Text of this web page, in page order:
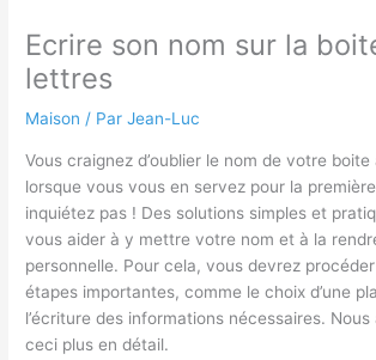
Ecrire son nom sur la
lettres
Maison / ParJean-Luc
Vous craignez d’oublier le nom de votre
lorsque vous vous en servez pour la
inquiétez pas ! Des solutions simples et
vous aider à y mettre votre nom et à la
personnelle. Pour cela, vous devrez
étapes importantes, comme le choix d’une
l’écriture des informations nécessaires.
ceci plus en détail.